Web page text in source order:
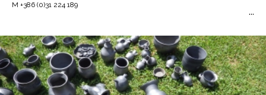
M +386 (0)31 224 189